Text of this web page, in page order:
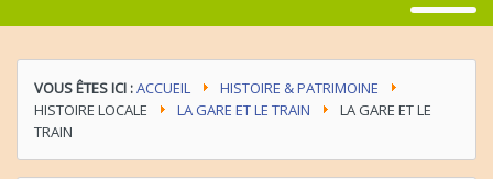
VOUS ÊTES ICI :ACCUEIL
HISTOIRE & PATRIMOINE
HISTOIRE LOCALE
LA GARE ET LE TRAIN
LA GARE ET LE
TRAIN